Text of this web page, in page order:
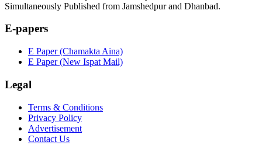
Simultaneously Published from Jamshedpur and Dhanbad.
E-papers
E Paper (Chamakta Aina)
E Paper (New Ispat Mail)
Legal
Terms & Conditions
Privacy Policy
Advertisement
Contact Us